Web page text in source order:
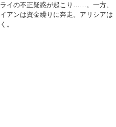
イの不正疑惑が起こり……。一方、
アンは資金繰りに奔走。アリシアは
。